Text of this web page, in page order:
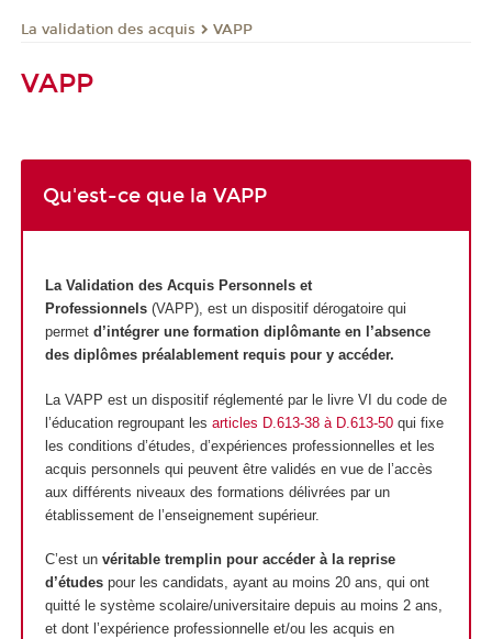
La validation des acquis VAPP
VAPP
Qu'est-ce que la VAPP
La Validation des Acquis Personnels et
Professionnels(VAPP), est un dispositif dérogatoire qui
permet d’intégrer une formation diplômante en l’absence
des diplômes préalablement requis pour y accéder.
La VAPP est un dispositif réglementé par le livre VI du code de
l’éducation regroupant les articles D.613-38 à D.613-50qui fixe
les conditions d’études, d’expériences professionnelles et les
acquis personnels qui peuvent être validés en vue de l’accès
aux différents niveaux des formations délivrées par un
établissement de l’enseignement supérieur.
C’est un véritable tremplin pour accéder à la reprise
d’étudespour les candidats, ayant au moins 20 ans, qui ont
quitté le système scolaire/universitaire depuis au moins 2 ans,
et dont l’expérience professionnelle et/ou les acquis en